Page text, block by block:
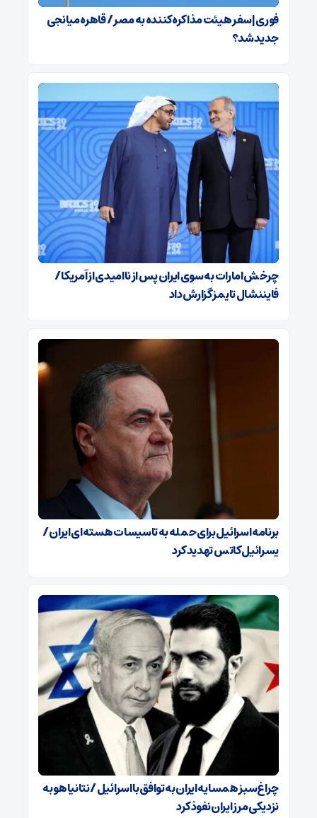
فوری | سفر هیئت مذاکره‌کننده به مصر / قاهره میانجی
جدید شد؟
چرخش امارات به سوی ایران پس از ناامیدی از آمریکا /
فایننشال تایمز گزارش داد
برنامه اسرائیل برای حمله به تاسیسات هسته‌ای ایران /
یسرائیل کاتس تهدید کرد
چراغ‌سبز همسایه ایران به توافق با اسرائیل / نتانیاهو به
نزدیکی مرز ایران نفوذ کرد